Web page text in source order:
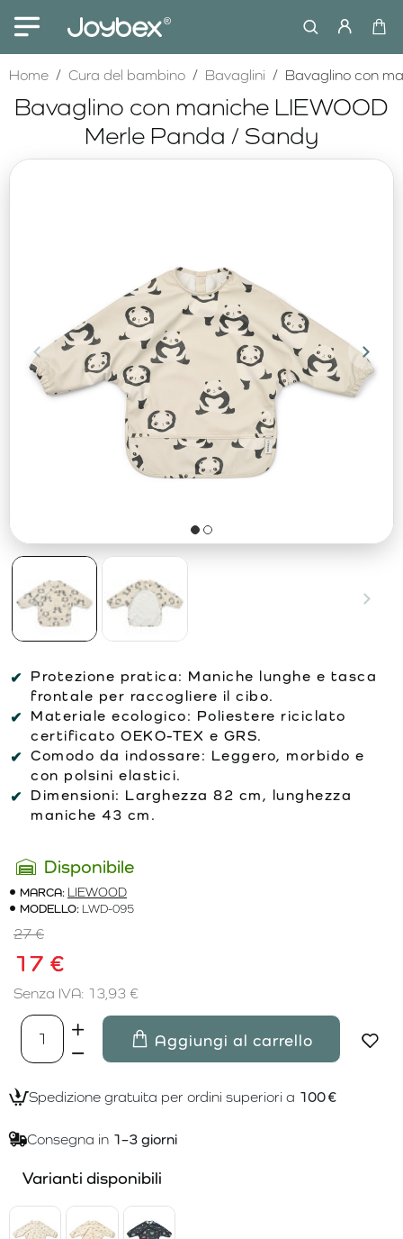
Bavaglino con maniche LIEWOOD
Merle Panda / Sandy
HomehomeCura del bambino Bavaglini Bavaglino con
Protezione pratica: Maniche lunghe e tasca
frontale per raccogliere il cibo.
Materiale ecologico: Poliestere riciclato
certificato OEKO-TEX e GRS.
Comodo da indossare: Leggero, morbido e
con polsini elastici.
Dimensioni: Larghezza 82 cm, lunghezza
maniche 43 cm.
Disponibile
MARCA: LIEWOOD
MODELLO: LWD-095
17 €
27 €
Senza IVA: 13,93 €
Aggiungi al carrello
Spedizione gratuita per ordini superiori a 100 €
Consegna in 1–3 giorni
Varianti disponibili